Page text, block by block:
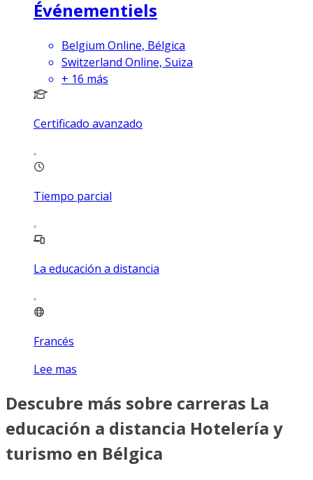
Événementiels
Belgium Online, Bélgica
Switzerland Online, Suiza
+ 16 más
Certificado avanzado
Tiempo parcial
La educación a distancia
Francés
Lee mas
Descubre más sobre carreras La
educación a distancia Hotelería y
turismo en Bélgica